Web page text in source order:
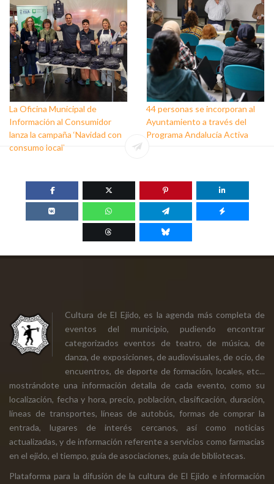
de este colectivo
La Oficina Municipal de
Información al Consumidor
lanza la campaña ‘Navidad con
consumo local’
44 personas se incorporan al
Ayuntamiento a través del
Programa Andalucía Activa
Cultura de El Ejido, es la agenda más completa de
eventos del municipio, pudiendo encontrar
categorizados eventos de teatro, de música, de
danza, de exposiciones, de audiovisuales, de ocio, de
encuentros, de deporte de formación, locales, etc...
mostrándote una información detalla de cada evento, como su
localización, fecha y hora, precio, población, clasificación, duración,
líneas de transportes, líneas de autobús, formas de comprar la
entrada, lugares de interés cercanos, así como noticias
actualizadas, y de información referente a servicios como farmacias
en el ejido, el tiempo, guía de asociaciones, guía de bibliotecas.
Plataforma para la difusión de la cultura de El Ejido e información